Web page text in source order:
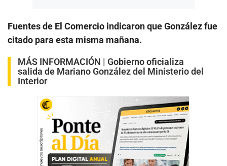
Fuentes de El Comercio indicaron que González fue
citado para esta misma mañana.
MÁS INFORMACIÓN | Gobierno oficializa
salida de Mariano González del Ministerio del
Interior